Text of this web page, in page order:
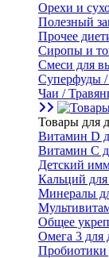
Орехи и
Полезный
Прочее
Сиропы и
Смеси для
Суперфуды
Чаи /
Товары для
Витамин D
Витамин С
Детский
Кальций для
Минералы
Общее
Омега 3 для
Пробиотики